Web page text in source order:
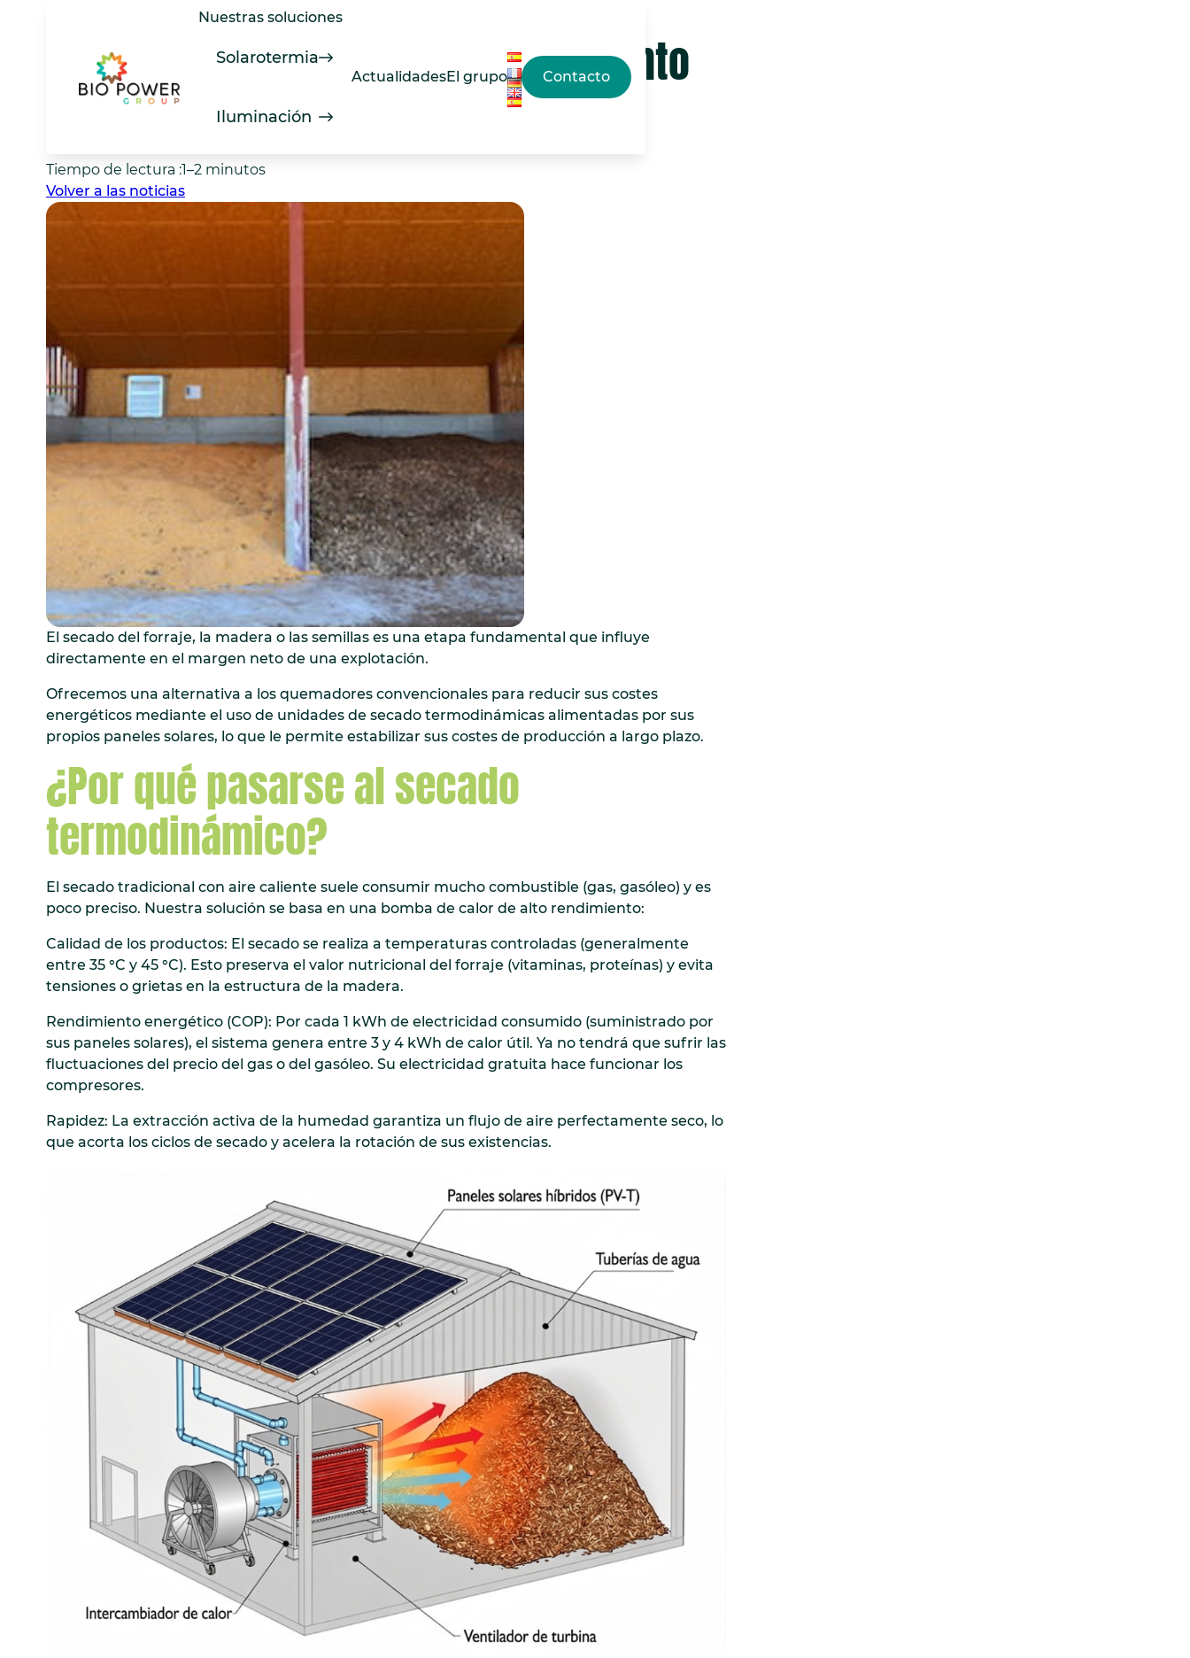
contenido
Nuestras soluciones
Solarotermia
Iluminación
ActualidadesEl grupo Contacto
Energía solar térmica
Optimización del secado: rendimiento
termodinámico y solar
Tiempo de lectura :1–2 minutos
Volver a las noticias
El secado del forraje, la madera o las semillas es una etapa fundamental que influye
directamente en el margen neto de una explotación.
Ofrecemos una alternativa a los quemadores convencionales para reducir sus costes
energéticos mediante el uso de unidades de secado termodinámicas alimentadas por sus
propios paneles solares, lo que le permite estabilizar sus costes de producción a largo plazo.
¿Por qué pasarse al secado
termodinámico?
El secado tradicional con aire caliente suele consumir mucho combustible (gas, gasóleo) y es
poco preciso. Nuestra solución se basa en una bomba de calor de alto rendimiento:
Calidad de los productos: El secado se realiza a temperaturas controladas (generalmente
entre 35 °C y 45 °C). Esto preserva el valor nutricional del forraje (vitaminas, proteínas) y evita
tensiones o grietas en la estructura de la madera.
Rendimiento energético (COP): Por cada 1 kWh de electricidad consumido (suministrado por
sus paneles solares), el sistema genera entre 3 y 4 kWh de calor útil. Ya no tendrá que sufrir las
fluctuaciones del precio del gas o del gasóleo. Su electricidad gratuita hace funcionar los
compresores.
Rapidez: La extracción activa de la humedad garantiza un flujo de aire perfectamente seco, lo
que acorta los ciclos de secado y acelera la rotación de sus existencias.